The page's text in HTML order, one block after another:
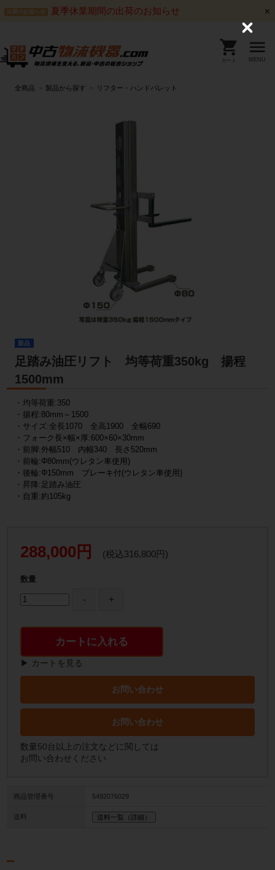
出荷のお知らせ 夏季休業期間の出荷のお知らせ
カート MENU
全商品 製品から探す リフター・ハンドパレット
新品
足踏み油圧リフト 均等荷重350kg 揚程
1500mm
・均等荷重:350
・揚程:80mm～1500
・サイズ:全長1070 全高1900 全幅690
・フォーク長×幅×厚:600×60×30mm
・前脚:外幅510 内幅340 長さ520mm
・前輪:Φ80mm(ウレタン車使用)
・後輪:Φ150mm ブレーキ付(ウレタン車使用)
・昇降:足踏み油圧
・自重:約105kg
288,000円 (税込316,800円)
数量
カートに入れる
▶ カートを見る
お問い合わせ
お問い合わせ
数量50台以上の注文などに関しては
お問い合わせください
商品管理番号 5492076029
送料 送料一覧（詳細）
C
o
s